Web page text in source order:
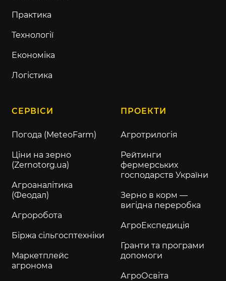
Практика
Технології
Економіка
Логістика
СЕРВІСИ
Погода (MeteoFarm)
Ціни на зерно
(Zernotorg.ua)
Агроаналітика
(Феодал)
Агроробота
Біржа сільгосптехніки
Маркетплейс
агронома
ПРОЕКТИ
Агротрилогія
Рейтинги
фермерських
господарств України
Зерно в корм —
вигідна переробка
АгроЕкспедиція
Гранти та програми
допомоги
АгроОсвіта